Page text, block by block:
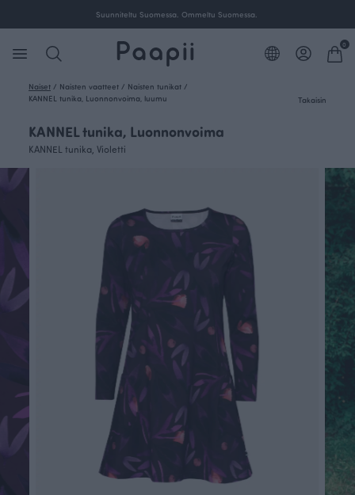
Suunniteltu Suomessa. Ommeltu Suomessa.
0
Naiset / Naisten vaatteet / Naisten tunikat /
KANNEL tunika, Luonnonvoima, luumu
Takaisin
KANNEL tunika, Luonnonvoima
KANNEL tunika, Violetti